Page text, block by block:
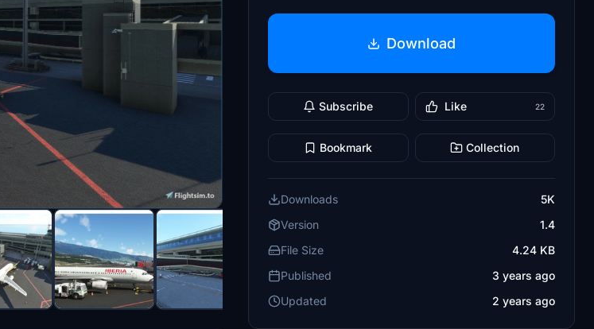
Download
Subscribe Like 22
Bookmark Collection
Downloads
5K
Version
1.4
File Size
4.24 KB
Published
3 years ago
Updated
2 years ago